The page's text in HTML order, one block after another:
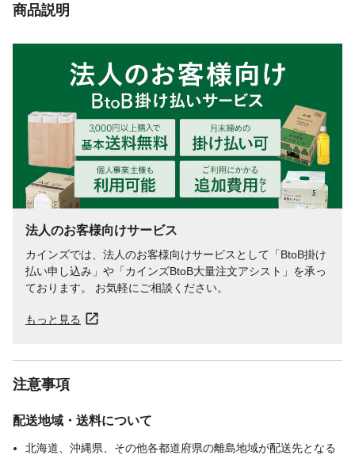
商品説明
法人のお客様向けサービス
カインズでは、法人のお客様向けサービスとして「BtoB掛け
払い申し込み」や「カインズBtoB大量注文アシスト」を承っ
ております。 お気軽にご相談ください。
もっと見る
注意事項
配送地域・送料について
北海道、沖縄県、その他各都道府県の離島地域が配送先となる